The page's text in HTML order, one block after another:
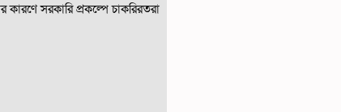
সরকারি প্রকল্পে চাকরিরতরা